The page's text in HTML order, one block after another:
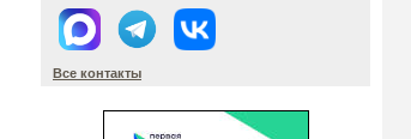
Все контакты